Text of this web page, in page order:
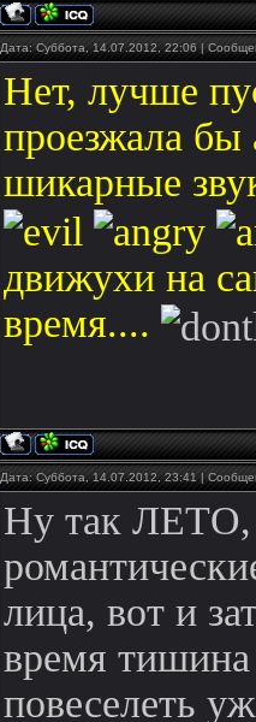
Дата: Суббота, 14.07.2012, 22:06 |
Нет, лучше
проезжала бы
шикарные
движухи на
время....
Дата: Суббота, 14.07.2012, 23:41 |
Ну так ЛЕТО,
лица, вот и
время
повеселеть